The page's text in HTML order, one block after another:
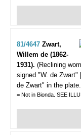
81/4647 Zwart,
Willem de (1862-
1931). (Reclining
signed "W. de
de Zwart" in the plate.
= Not in Bionda. SEE